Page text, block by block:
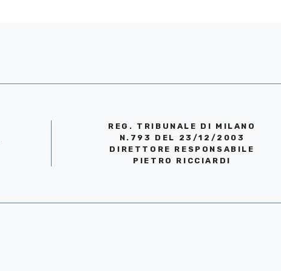
REG. TRIBUNALE DI MILANO
N.793 DEL 23/12/2003
DIRETTORE RESPONSABILE
PIETRO RICCIARDI